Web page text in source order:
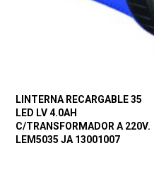
LINTERNA RECARGABLE 35
LED LV 4.0AH
C/TRANSFORMADOR A 220V.
LEM5035 JA 13001007